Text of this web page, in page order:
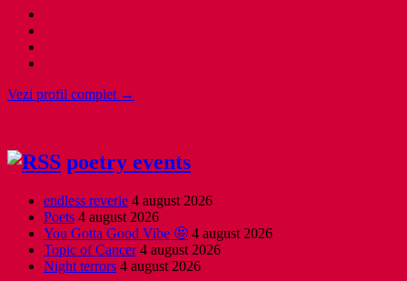
Vezi profil complet →
poetry events
endless reverie 4 august 2026
Poets 4 august 2026
You Gotta Good Vibe 🤩 4 august 2026
Topic of Cancer 4 august 2026
Night terrors 4 august 2026